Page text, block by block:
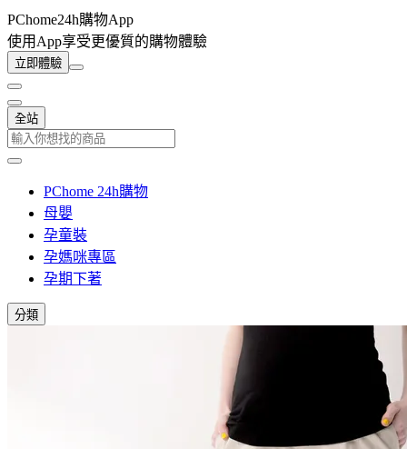
PChome24h購物App
使用App享受更優質的購物體驗
立即體驗
全站
PChome 24h購物
母嬰
孕童裝
孕媽咪專區
孕期下著
分類